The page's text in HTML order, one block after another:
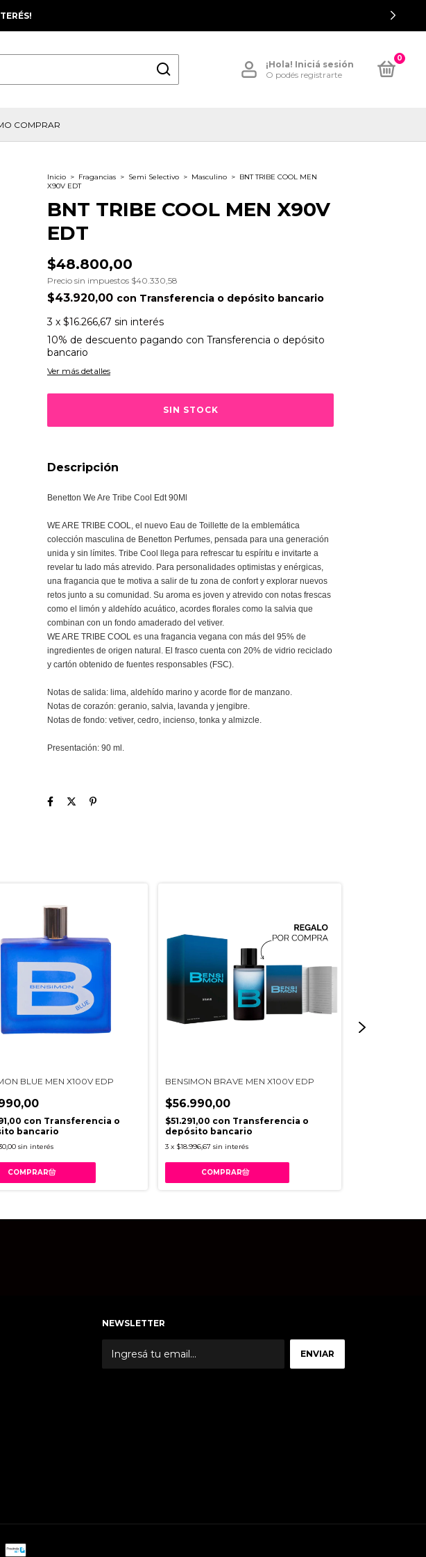
¡Hola! Iniciá sesión
O podés registrarte
0
COMPRAR
Inicio > Fragancias > Semi Selectivo > Masculino > BNT TRIBE COOL MEN
X90V EDT
BNT TRIBE COOL MEN X90V
EDT
$48.800,00
Precio sin impuestos $40.330,58
$43.920,00 con Transferencia o depósito bancario
3 x $16.266,67 sin interés
10% de descuento pagando con Transferencia o depósito
bancario
Ver más detalles
Descripción
Benetton We Are Tribe Cool Edt 90Ml
WE ARE TRIBE COOL, el nuevo Eau de Toillette de la emblemática
colección masculina de Benetton Perfumes, pensada para una generación
unida y sin límites. Tribe Cool llega para refrescar tu espíritu e invitarte a
revelar tu lado más atrevido. Para personalidades optimistas y enérgicas,
una fragancia que te motiva a salir de tu zona de confort y explorar nuevos
retos junto a su comunidad. Su aroma es joven y atrevido con notas frescas
como el limón y aldehído acuático, acordes florales como la salvia que
combinan con un fondo amaderado del vetiver.
WE ARE TRIBE COOL es una fragancia vegana con más del 95% de
ingredientes de origen natural. El frasco cuenta con 20% de vidrio reciclado
y cartón obtenido de fuentes responsables (FSC).
Notas de salida: lima, aldehído marino y acorde flor de manzano.
Notas de corazón: geranio, salvia, lavanda y jengibre.
Notas de fondo: vetiver, cedro, incienso, tonka y almizcle.
Presentación: 90 ml.
BLUE MEN X100V EDP
con Transferencia o
bancario
sin interés
BENSIMON BRAVE MEN X100V EDP
$56.990,00
$51.291,00 con Transferencia o
depósito bancario
3 x $18.996,67 sin interés
NEWSLETTER